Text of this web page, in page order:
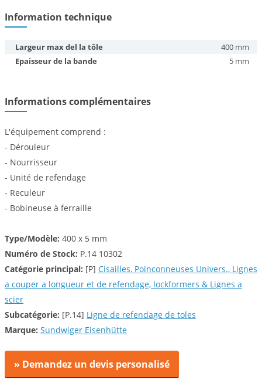
Information technique
Largeur max del la tôle
400 mm
Epaisseur de la bande
5 mm
Informations complémentaires
L'équipement comprend :
- Dérouleur
- Nourrisseur
- Unité de refendage
- Reculeur
- Bobineuse à ferraille
Type/Modèle: 400 x 5 mm
Numéro de Stock: P.14 10302
Catégorie principal: [P] Cisailles, Poinconneuses Univers., Lignes
a couper a longueur et de refendage, lockformers & Lignes a
scier
Subcatégorie: [P.14] Ligne de refendage de toles
Marque: Sundwiger Eisenhütte
» Demandez un devis personalisé